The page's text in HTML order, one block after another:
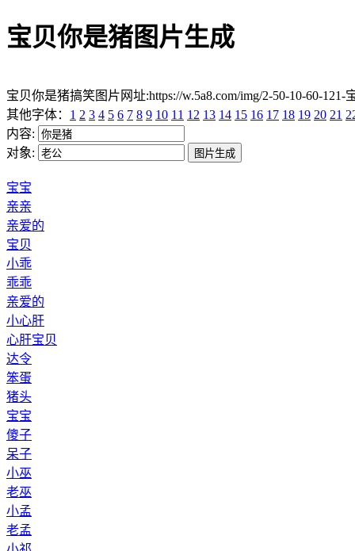
宝贝你是猪图片生成
宝贝你是猪搞笑图片网址:https://w.5a8.com/img/2-50-10-60-121-
其他字体： 1 2 3 4 5 6 7 8 9 10 11 12 13 14 15 16 17 18 19 20 21
内容:
对象:
宝宝
亲亲
亲爱的
宝贝
小乖
乖乖
亲爱的
小心肝
心肝宝贝
达令
笨蛋
猪头
宝宝
傻子
呆子
小巫
老巫
小孟
老孟